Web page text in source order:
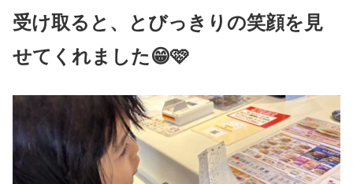
受け取ると、とびっきりの笑顔を見
せてくれました😁🩷